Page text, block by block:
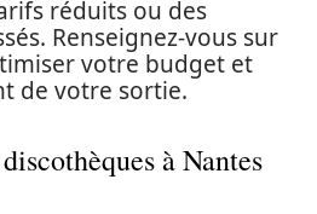
réduits ou des
Renseignez-vous sur
votre budget et
de votre sortie.
à Nantes